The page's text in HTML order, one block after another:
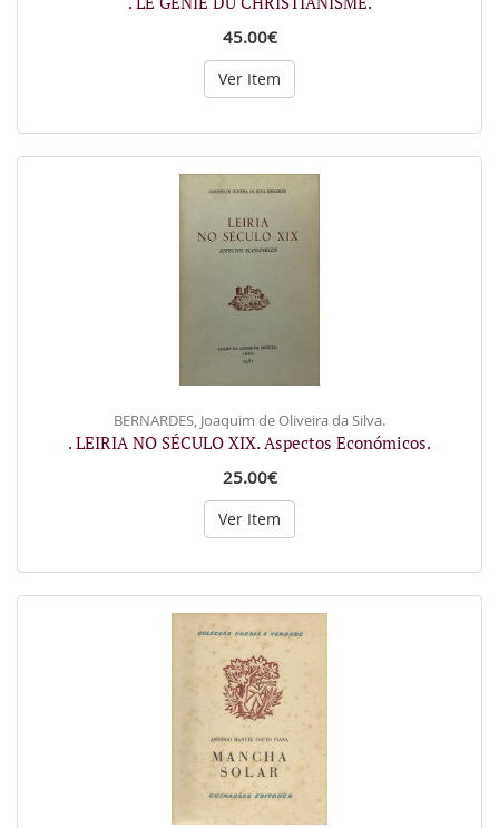
45.00€
Ver Item
BERNARDES, Joaquim de Oliveira da Silva.
. LEIRIA NO SÉCULO XIX. Aspectos Económicos.
25.00€
Ver Item